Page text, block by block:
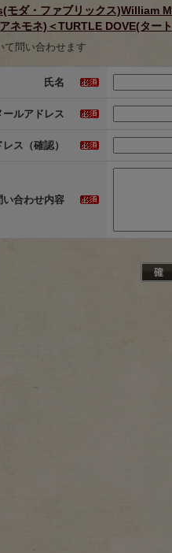
ダ・ファブリックス)William
ネモネ)＜TURTLE DOVE(ター
て問い合わせます
氏名
ールアドレス
ス（確認）
い合わせ内容